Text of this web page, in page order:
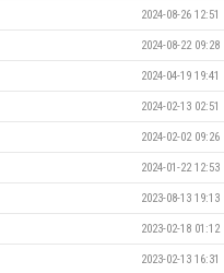
2024-08-26 12:51
2024-08-22 09:28
2024-04-19 19:41
2024-02-13 02:51
2024-02-02 09:26
2024-01-22 12:53
2023-08-13 19:13
2023-02-18 01:12
2023-02-13 16:31